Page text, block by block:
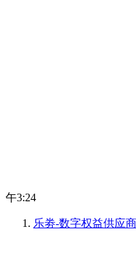
午3:24
乐劵-数字权益供应商